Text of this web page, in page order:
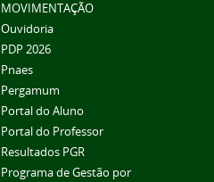
MOVIMENTAÇÃO
Ouvidoria
PDP 2026
Pnaes
Pergamum
Portal do Aluno
Portal do Professor
Resultados PGR
Programa de Gestão por